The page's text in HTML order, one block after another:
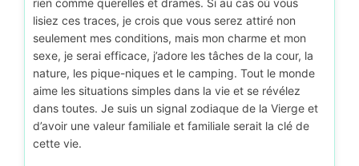
rien comme querelles et drames. Si au cas où vous
lisiez ces traces, je crois que vous serez attiré non
seulement mes conditions, mais mon charme et mon
sexe, je serai efficace, j’adore les tâches de la cour, la
nature, les pique-niques et le camping. Tout le monde
aime les situations simples dans la vie et se révélez
dans toutes. Je suis un signal zodiaque de la Vierge et
d’avoir une valeur familiale et familiale serait la clé de
cette vie.